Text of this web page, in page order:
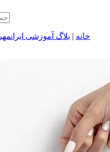
خانه | بلاگ آموزشی ایرانمهر